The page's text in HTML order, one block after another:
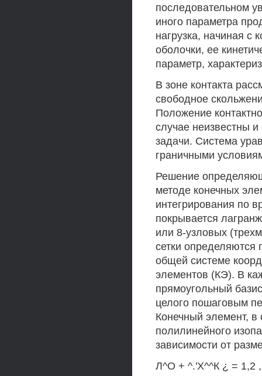
последовательном
иного параметра
нагрузка, начиная с
оболочки, ее
параметр,
В зоне контакта
свободное
Положение
случае неизвестны
задачи. Система
граничными
Решение
методе конечных
интегрирования по
покрывается
или 8-узловых
сетки определяются
общей системе
элементов (КЭ). В
прямоугольный
целого пошаговым
Конечный элемент,
полилинейного
зависимости от
Л^О + ^.'Х^^К ¿ = 1,2